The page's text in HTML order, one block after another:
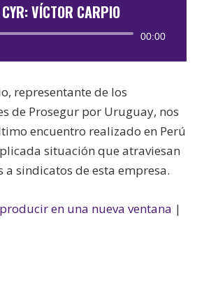
CYR: VÍCTOR CARPIO
Reproductor
00:00
representante de los
de Prosegur por Uruguay, nos
encuentro realizado en Perú
situación que atraviesan
a sindicatos de esta empresa.
en una nueva ventana |